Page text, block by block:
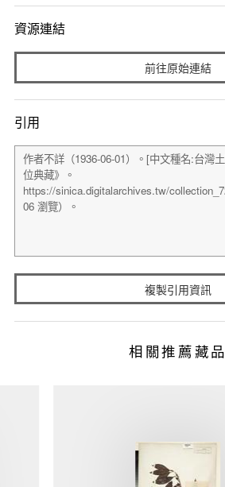
資源連結
前往原始連結
引用
複製引用資訊
相關推薦藏品